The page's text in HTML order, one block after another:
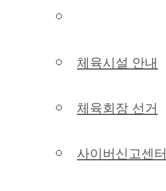
체육시설 안내
체육회장 선거
사이버신고센터